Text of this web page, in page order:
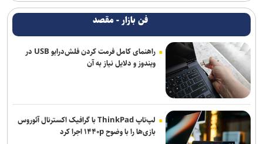
فن بازار - مقصد
راهنمای کامل فرمت کردن فلش‌درایو USB در
ویندوز و دلایل نیاز به آن
لپ‌تاپ ThinkPad با گرافیک اکسترنال آئوروس
بازی‌ها را با وضوح ۱۴۴۰p اجرا کرد